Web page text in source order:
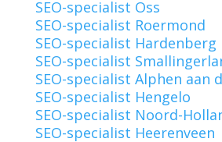
SEO-specialist Oss
SEO-specialist Roermond
SEO-specialist Hardenberg
SEO-specialist
SEO-specialist Alphen aan
SEO-specialist Hengelo
SEO-specialist Noord-
SEO-specialist Heerenveen